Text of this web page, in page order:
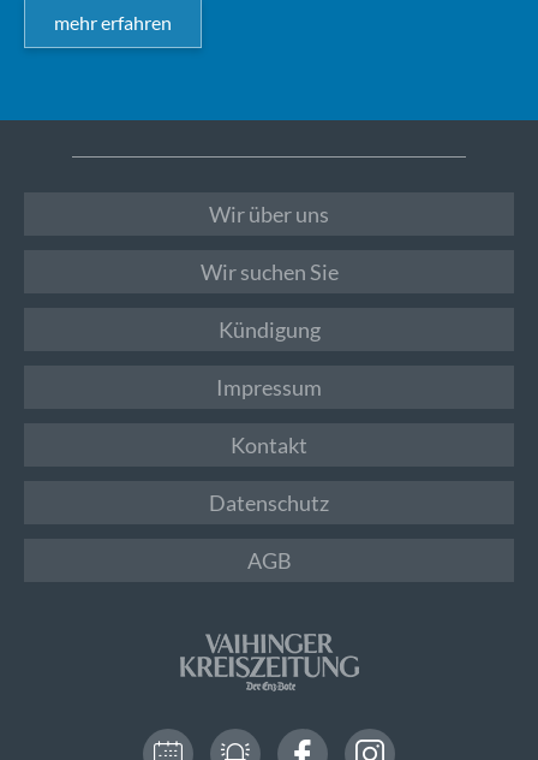
mehr erfahren
Wir über uns
Wir suchen Sie
Kündigung
Impressum
Kontakt
Datenschutz
AGB